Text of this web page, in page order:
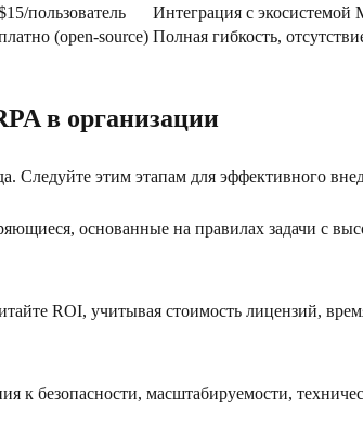
пользователь Интеграция с экосистемой
(open-source) Полная гибкость,
в организации
Следуйте этим этапам для эффективного
основанные на правилах задачи с
ROI, учитывая стоимость лицензий,
к безопасности, масштабируемости,